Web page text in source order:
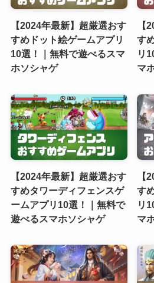
【2024年最新】超厳選おす
すめドット絵ゲームアプリ
10選！｜無料で遊べるスマ
ホソシャゲ
【
す
リ
マ
【2024年最新】超厳選おす
すめタワーディフェンスゲ
ームアプリ10選！｜無料で
遊べるスマホソシャゲ
【
す
リ
マ